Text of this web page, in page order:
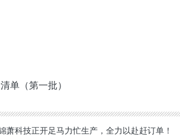
单（第一批）
萧科技正开足马力忙生产，全力以赴赶订单！